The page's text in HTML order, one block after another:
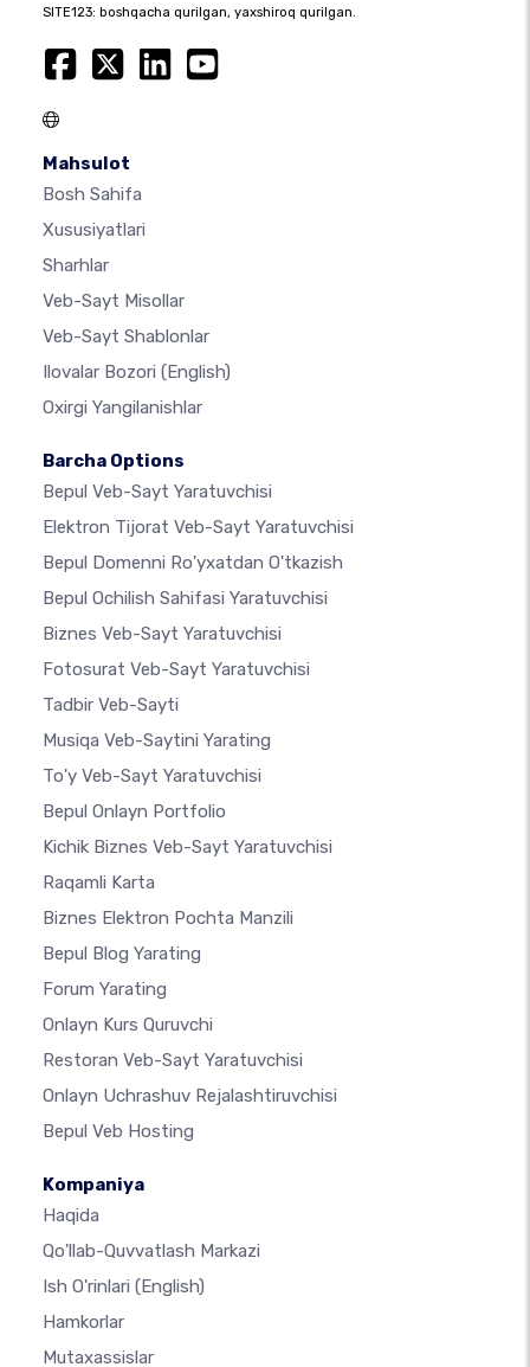
SITE123: boshqacha qurilgan, yaxshiroq qurilgan.
Mahsulot
Bosh Sahifa
Xususiyatlari
Sharhlar
Veb-Sayt Misollar
Veb-Sayt Shablonlar
Ilovalar Bozori (English)
Oxirgi Yangilanishlar
Barcha Options
Bepul Veb-Sayt Yaratuvchisi
Elektron Tijorat Veb-Sayt Yaratuvchisi
Bepul Domenni Ro'yxatdan O'tkazish
Bepul Ochilish Sahifasi Yaratuvchisi
Biznes Veb-Sayt Yaratuvchisi
Fotosurat Veb-Sayt Yaratuvchisi
Tadbir Veb-Sayti
Musiqa Veb-Saytini Yarating
To'y Veb-Sayt Yaratuvchisi
Bepul Onlayn Portfolio
Kichik Biznes Veb-Sayt Yaratuvchisi
Raqamli Karta
Biznes Elektron Pochta Manzili
Bepul Blog Yarating
Forum Yarating
Onlayn Kurs Quruvchi
Restoran Veb-Sayt Yaratuvchisi
Onlayn Uchrashuv Rejalashtiruvchisi
Bepul Veb Hosting
Kompaniya
Haqida
Qo'llab-Quvvatlash Markazi
Ish O'rinlari (English)
Hamkorlar
Mutaxassislar